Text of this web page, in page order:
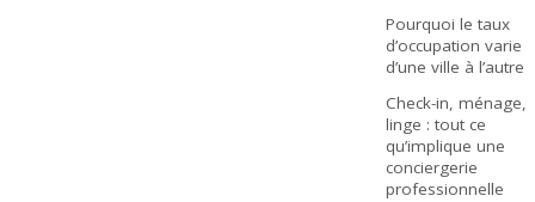
Pourquoi le taux
d’occupation varie
d’une ville à l’autre
Check-in, ménage,
linge : tout ce
qu’implique une
conciergerie
professionnelle